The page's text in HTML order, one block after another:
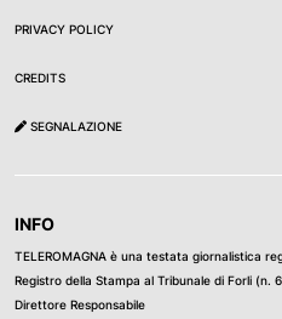
PRIVACY POLICY
CREDITS
SEGNALAZIONE
INFO
TELEROMAGNA è una testata giornalistica
Registro della Stampa al Tribunale di Forli (n.
Direttore Responsabile